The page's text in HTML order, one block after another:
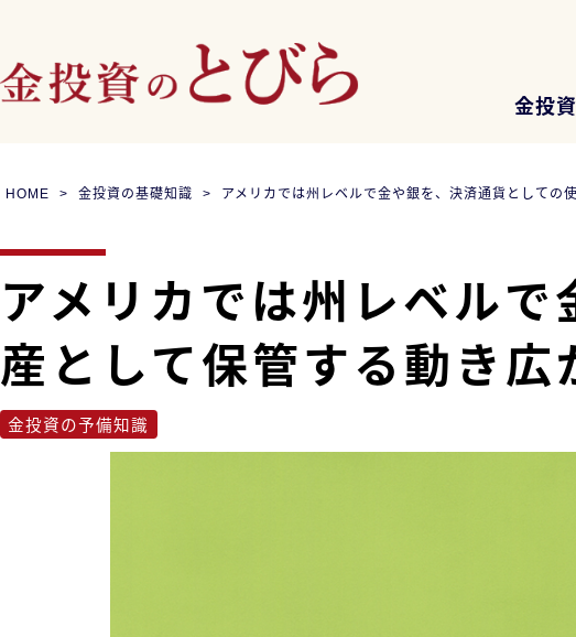
金投
HOME 金投資の基礎知識 アメリカでは州レベルで金や銀を、決済通貨としての
アメリカでは州レベル
産として保管する動き広
金投資の予備知識